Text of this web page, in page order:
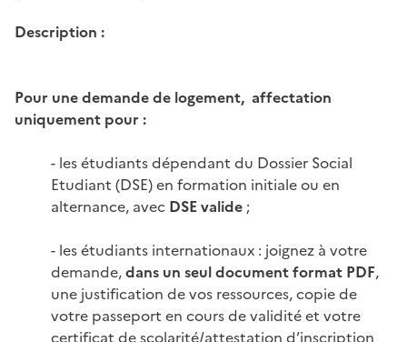
Description :
Pour une demande de logement, affectation
uniquement pour :
- les étudiants dépendant du Dossier Social
Etudiant (DSE) en formation initiale ou en
alternance, avec DSE valide ;
- les étudiants internationaux : joignez à votre
demande,dans un seul document format PDF,
une justification de vos ressources, copie de
votre passeport en cours de validité et votre
certificat de scolarité/attestation d’inscription